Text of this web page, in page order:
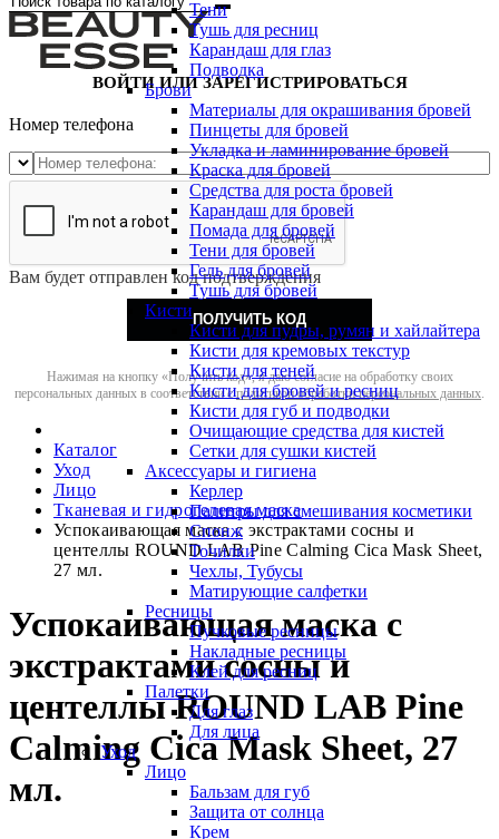
Тени
Тушь для ресниц
Карандаш для глаз
Подводка
Брови
Материалы для окрашивания бровей
Пинцеты для бровей
Укладка и ламинирование бровей
Краска для бровей
Средства для роста бровей
Карандаш для бровей
Помада для бровей
Тени для бровей
Гель для бровей
Тушь для бровей
Кисти
Кисти для пудры, румян и хайлайтера
Кисти для кремовых текстур
Кисти для теней
Кисти для бровей и ресниц
Кисти для губ и подводки
Очищающие средства для кистей
Сетки для сушки кистей
Аксессуары и гигиена
Керлер
Палитры для смешивания косметики
Спонж
Точилки
Чехлы, Тубусы
Матирующие салфетки
Ресницы
Пучковые ресницы
Накладные ресницы
Клей для ресниц
Палетки
Для глаз
Для лица
Уход
Лицо
Бальзам для губ
Защита от солнца
Крем
ВОЙТИ ИЛИ ЗАРЕГИСТРИРОВАТЬСЯ
Номер телефона
Вам будет отправлен код подтверждения
ПОЛУЧИТЬ КОД
Нажимая на кнопку «Получить код», я даю согласие на обработку своих
персональных данных в соответствии сполитикой обработки персональных данных.
Каталог
Уход
Лицо
Тканевая и гидрогелевая маска
Успокаивающая маска с экстрактами сосны и
центеллы ROUND LAB Pine Calming Cica Mask Sheet,
27 мл.
Успокаивающая маска с
экстрактами сосны и
центеллы ROUND LAB Pine
Calming Cica Mask Sheet, 27
мл.